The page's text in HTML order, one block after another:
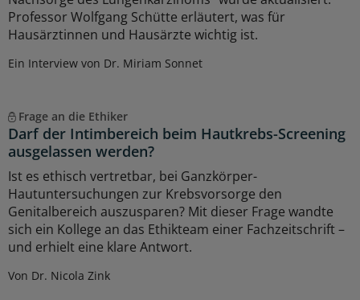
Professor Wolfgang Schütte erläutert, was für
Hausärztinnen und Hausärzte wichtig ist.
Ein Interview von Dr. Miriam Sonnet
Frage an die Ethiker
Darf der Intimbereich beim Hautkrebs-Screening
ausgelassen werden?
Ist es ethisch vertretbar, bei Ganzkörper-
Hautuntersuchungen zur Krebsvorsorge den
Genitalbereich auszusparen? Mit dieser Frage wandte
sich ein Kollege an das Ethikteam einer Fachzeitschrift –
und erhielt eine klare Antwort.
Von Dr. Nicola Zink